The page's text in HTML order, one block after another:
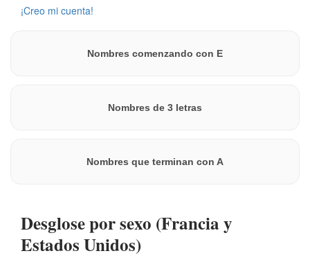
¡Creo mi cuenta!
Nombres comenzando con E
Nombres de 3 letras
Nombres que terminan con A
Desglose por sexo (Francia y
Estados Unidos)